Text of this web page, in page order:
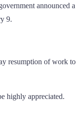
announced a
9.
resumption of work to
highly appreciated.